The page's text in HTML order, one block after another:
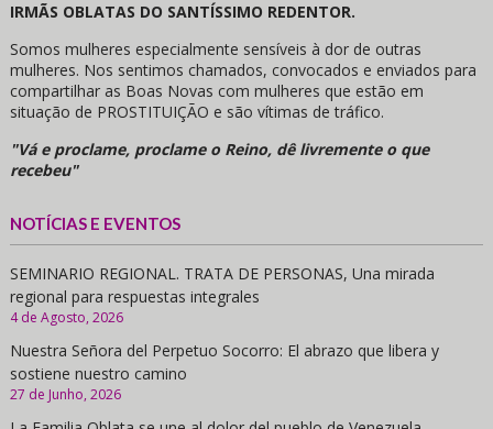
IRMÃS OBLATAS DO SANTÍSSIMO REDENTOR.
Somos mulheres especialmente sensíveis à dor de outras
mulheres. Nos sentimos chamados, convocados e enviados para
compartilhar as Boas Novas com mulheres que estão em
situação de PROSTITUIÇÃO e são vítimas de tráfico.
"Vá e proclame, proclame o Reino, dê livremente o que
recebeu"
NOTÍCIAS E EVENTOS
SEMINARIO REGIONAL. TRATA DE PERSONAS, Una mirada
regional para respuestas integrales
4 de Agosto, 2026
Nuestra Señora del Perpetuo Socorro: El abrazo que libera y
sostiene nuestro camino
27 de Junho, 2026